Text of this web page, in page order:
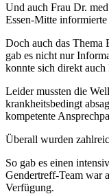
Und auch Frau Dr.
Essen-Mitte informierte
Doch auch das
gab es nicht nur
konnte sich direkt auch
Leider mussten die
krankheitsbedingt
kompetente
Überall wurden
So gab es einen
Gendertreff-Team war
Verfügung.